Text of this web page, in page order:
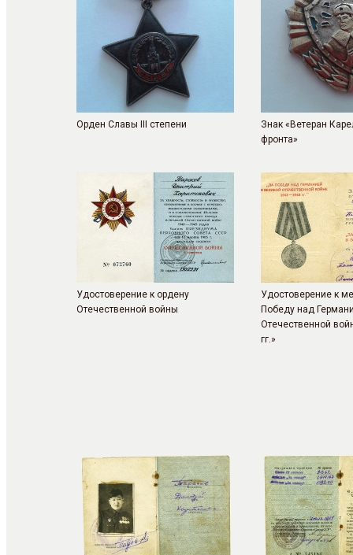
Орден Славы III степени
Знак «Ветеран
фронта»
Удостоверение к ордену
Отечественной войны
Удостоверение к
Победу над
Отечественной
гг.»